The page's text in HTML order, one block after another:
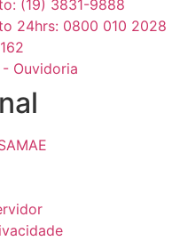
(19) 3831-9888
24hrs: 0800 010 2028
Ouvidoria